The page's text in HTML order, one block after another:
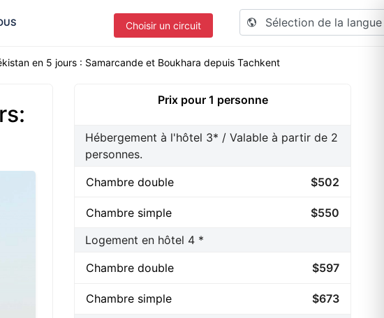
Choisir un circuit Sélection de la
en 5 jours : Samarcande et Boukhara depuis Tachkent
Prix pour 1 personne
Hébergement à l'hôtel 3* / Valable à partir de 2
personnes.
Chambre double
$502
Сhambre simple
$550
Logement en hôtel 4 *
Chambre double
$597
Сhambre simple
$673